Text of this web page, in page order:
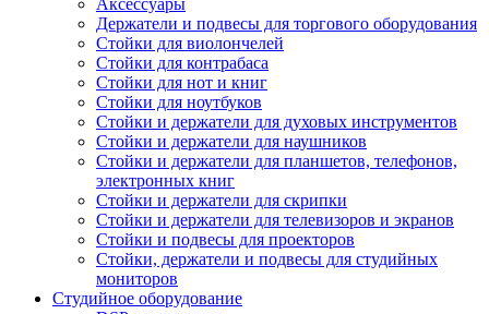
Аксессуары
Держатели и подвесы для торгового оборудования
Стойки для виолончелей
Стойки для контрабаса
Стойки для нот и книг
Стойки для ноутбуков
Стойки и держатели для духовых инструментов
Стойки и держатели для наушников
Стойки и держатели для планшетов, телефонов,
электронных книг
Стойки и держатели для скрипки
Стойки и держатели для телевизоров и экранов
Стойки и подвесы для проекторов
Стойки, держатели и подвесы для студийных
мониторов
Студийное оборудование